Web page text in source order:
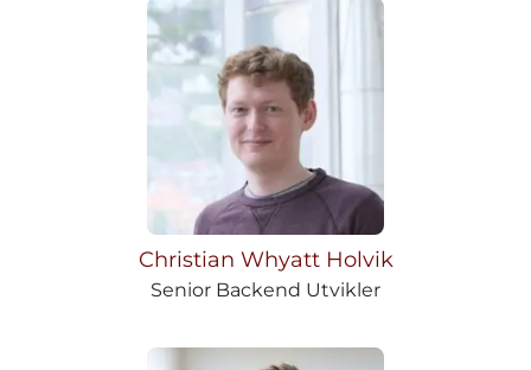
Christian Whyatt Holvik
Senior Backend Utvikler